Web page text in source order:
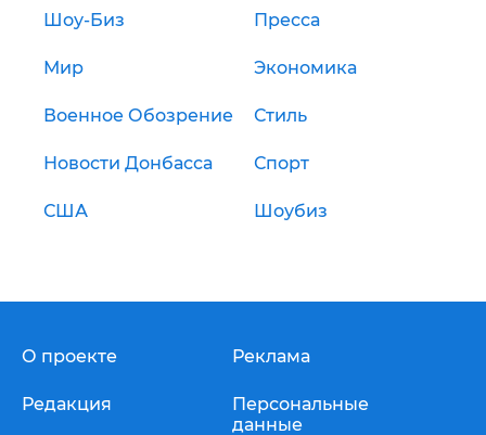
Шоу-Биз Пресса
Мир Экономика
Военное Обозрение Стиль
Новости Донбасса Спорт
США Шоубиз
О проекте
Редакция
Реклама
Персональные
данные